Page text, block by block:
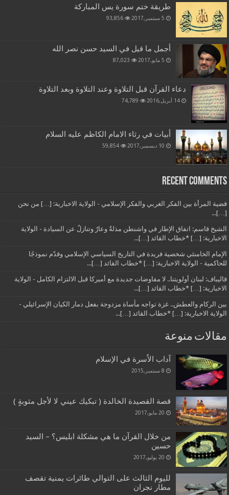
طريقة ختم سورة يس المباركة
5 سبتمبر,2017 93,856
أجمل ما قيل في السيد حسن نصر الله
5 مايو,2017 87,023
دعاء القرآن قبل التلاوة وعند التلاوة وبعد التلاوة
14 أبريل,2016 74,789
أبيات في رثاء الامام الكاظم عليه السلام
10 ديسمبر,2017 59,854
Recent Comments
قضية المرأة بين الفكر الغربي والفكر الإسلامي - الولاية الاخبارية: […] من نحن
[…]...
الشيخ قاسم: اتفاق الإطار في واشنطن مذلةٌ وعارٌ وتنازلٌ عن السيادة - الولاية
الاخبارية: […] *خطاب القائد […]...
الإمام الخامنئي شخصية فريدة في التاريخ السياسي الإسلامي وقدّم نموذجًا
للحاكمية - الولاية الاخبارية: […] *خطاب القائد […]...
قاليباف: لبنان أولويتنا.. لا مفاوضات جديدة مع أميركا قبل الالتزام الكامل - الولاية
الاخبارية: […] *خطاب القائد […]...
بين الركام والعطش.. غزة تواجه مأساة مزدوجة بفعل دمار الكيان الإسرائيلي -
الولاية الاخبارية: […] *خطاب القائد […]...
مقالات منوعة
آداب الاُسرة في الإسلام
8 سبتمبر,2015
قصة القصيدة الخالدة ( تبكيك عيني لا لأجل مثوبةٍ )
20 مايو,2017
من خلال القرآن ما هي مشكلة ابليس؟ – السيد
حسين
20 يوليو,2017
لليوم الثالث على التوالي طائرات يمنية تقصف
مطار نجران